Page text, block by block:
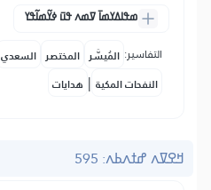
ߘߟߊߡߌߘߊ߫ ߜߘߍ ߟߎ߫ ߦߌ߬ߘߊ߬ߟߌ
التفاسير: المُيسَّر المختصر السعدي
النفحات المكية | هدايات
ߞߐߜߍ ߝߙߍߕߍ: 595